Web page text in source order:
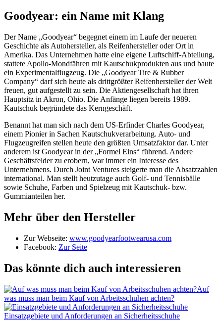
Goodyear: ein Name mit Klang
Der Name „Goodyear“ begegnet einem im Laufe der neueren
Geschichte als Autohersteller, als Reifenhersteller oder Ort in
Amerika. Das Unternehmen hatte eine eigene Luftschiff-Abteilung,
stattete Apollo-Mondfähren mit Kautschukprodukten aus und baute
ein Experimentalflugzeug. Die „Goodyear Tire & Rubber
Company“ darf sich heute als drittgrößter Reifenhersteller der Welt
freuen, gut aufgestellt zu sein. Die Aktiengesellschaft hat ihren
Hauptsitz in Akron, Ohio. Die Anfänge liegen bereits 1989.
Kautschuk begründete das Kerngeschäft.
Benannt hat man sich nach dem US-Erfinder Charles Goodyear,
einem Pionier in Sachen Kautschukverarbeitung. Auto- und
Flugzeugreifen stellen heute den größten Umsatzfaktor dar. Unter
anderem ist Goodyear in der „Formel Eins“ führend. Andere
Geschäftsfelder zu erobern, war immer ein Interesse des
Unternehmens. Durch Joint Ventures steigerte man die Absatzzahlen
international. Man stellt heutzutage auch Golf- und Tennisbälle
sowie Schuhe, Farben und Spielzeug mit Kautschuk- bzw.
Gummianteilen her.
Mehr über den Hersteller
Zur Webseite: www.goodyearfootwearusa.com
Facebook: Zur Seite
Das könnte dich auch interessieren
Auf
was muss man beim Kauf von Arbeitsschuhen achten?
Einsatzgebiete und Anforderungen an Sicherheitsschuhe